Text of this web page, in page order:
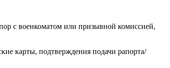
с военкоматом или призывной комиссией,
карты, подтверждения подачи рапорта/